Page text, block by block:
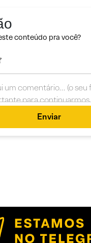
conteúdo pra você?
Enviar